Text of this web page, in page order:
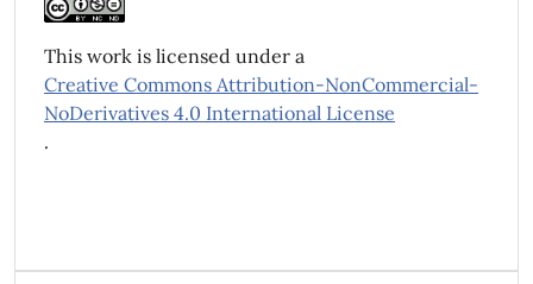
This work is licensed under a
Creative Commons Attribution-NonCommercial-
NoDerivatives 4.0 International License
.